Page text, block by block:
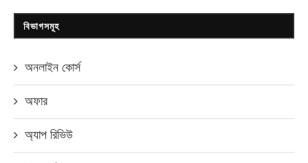
বিভাগসমূহ
অনলাইন কোর্স
অফার
অ্যাপ রিভিউ